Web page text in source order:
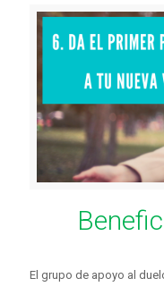
El grupo de apoyo al